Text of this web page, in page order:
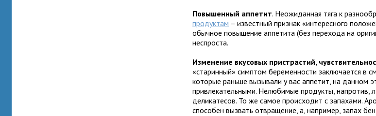
Повышенный аппетит. Неожиданная тяга к
продуктам – известный признак «интересного
обычное повышение аппетита (без перехода на
неспроста.
Изменение вкусовых пристрастий,
«старинный» симптом беременности заключается в
которые раньше вызывали у вас аппетит, на данном
привлекательными. Нелюбимые продукты, напротив,
деликатесов. То же самое происходит с запахами.
способен вызвать отвращение, а, например, запах